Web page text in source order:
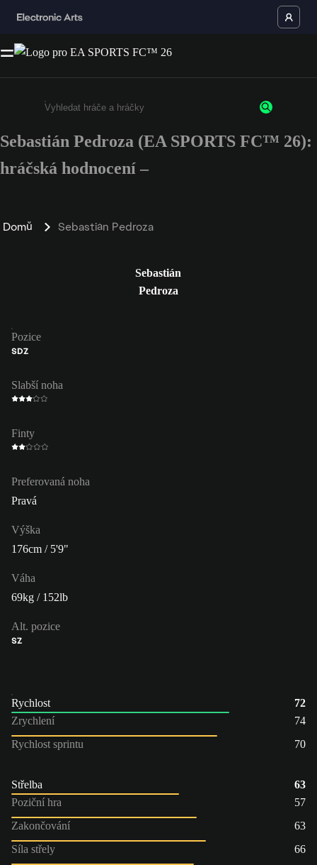
Enter a minimum of 3 characters or numbers
Sebastián Pedroza (EA SPORTS FC™ 26):
hráčská hodnocení –
Domů Sebastián Pedroza
Sebastián
Pedroza
Pozice
SDZ
Slabší noha
Finty
Preferovaná noha
Pravá
Výška
176cm / 5'9"
Váha
69kg / 152lb
Alt. pozice
SZ
Rychlost
72
Zrychlení
74
Rychlost sprintu
70
Střelba
63
Poziční hra
57
Zakončování
63
Síla střely
66